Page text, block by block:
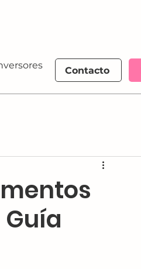
More
Contacto